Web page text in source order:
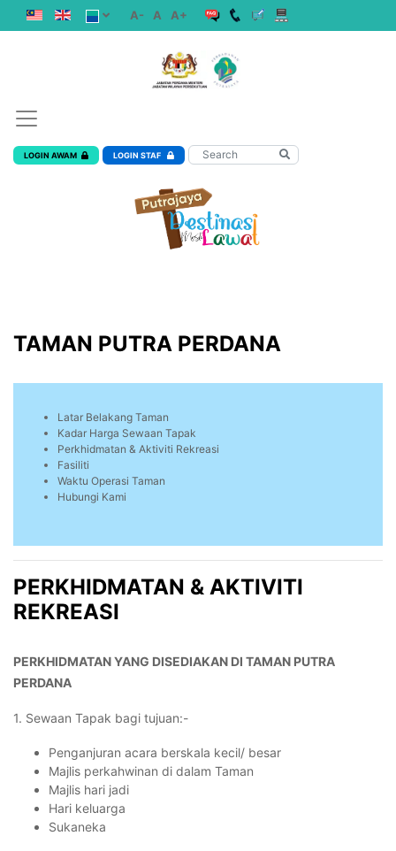
A- A A+
LOGIN AWAM LOGIN STAF
TAMAN PUTRA PERDANA
Latar Belakang Taman
Kadar Harga Sewaan Tapak
Perkhidmatan & Aktiviti Rekreasi
Fasiliti
Waktu Operasi Taman
Hubungi Kami
PERKHIDMATAN & AKTIVITI
REKREASI
PERKHIDMATAN YANG DISEDIAKAN DI TAMAN PUTRA
PERDANA
1. Sewaan Tapak bagi tujuan:-
Penganjuran acara berskala kecil/ besar
Majlis perkahwinan di dalam Taman
Majlis hari jadi
Hari keluarga
Sukaneka